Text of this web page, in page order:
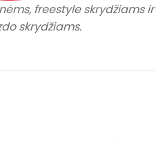
freestyle skrydžiams ir
skrydžiams.